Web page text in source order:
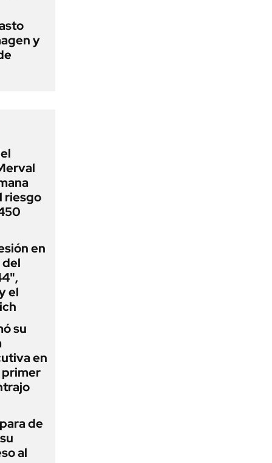
y
riesgo
en
del
el
su
en
primer
de
al